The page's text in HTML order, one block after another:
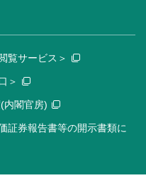
覧サービス＞
＞
内閣官房)
証券報告書等の開示書類に